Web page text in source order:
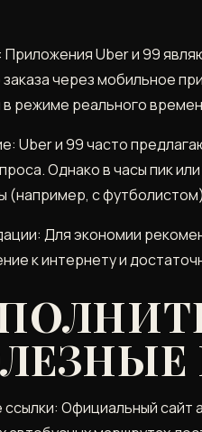
Приложения Uber и 99
через мобильное
режиме реального
Uber и 99 часто
Однако в часы пик
(например, с
Для экономии
к интернету и
Официальный сайт